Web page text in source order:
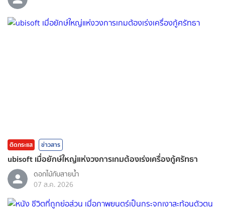
ติดกระแส ข่าวสาร
ubisoft เมื่อยักษ์ใหญ่แห่งวงการเกมต้องเร่งเครื่องกู้ศรัทธา
ดอกไม้กับสายน้ำ
07 ส.ค. 2026